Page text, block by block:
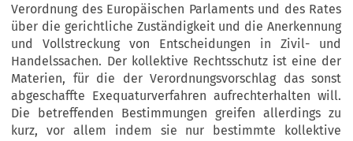
Verordnung des Europäischen Parlaments und des Rates
über die gerichtliche Zuständigkeit und die Anerkennung
und Vollstreckung von Entscheidungen in Zivil- und
Handelssachen. Der kollektive Rechtsschutz ist eine der
Materien, für die der Verordnungsvorschlag das sonst
abgeschaffte Exequaturverfahren aufrechterhalten will.
Die betreffenden Bestimmungen greifen allerdings zu
kurz, vor allem indem sie nur bestimmte kollektive